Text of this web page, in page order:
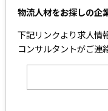
物流人材をお探しの企
下記リンクより求人情
コンサルタントがご連